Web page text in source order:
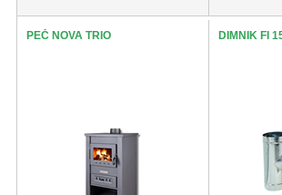
PEČ NOVA TRIO DIMNIK FI